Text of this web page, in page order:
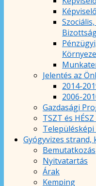
Jelentés az
2014-
2006-
Gazdasági
TSZT és
Gyógyvizes strand,
Bemutatkozás
Nyitvatartás
Árak
Kemping